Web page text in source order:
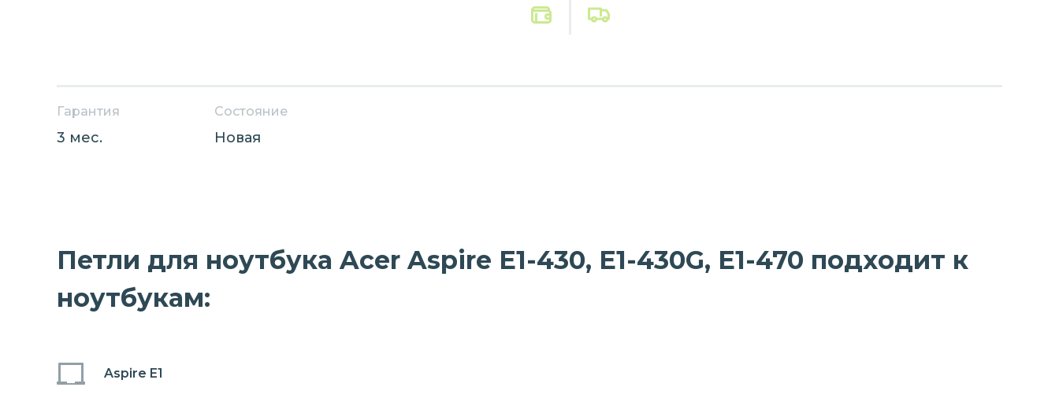
Гарантия
3 мес.
Состояние
Новая
Петли для ноутбука Acer Aspire E1-430, E1-430G, E1-470 подходит к
ноутбукам:
Aspire E1